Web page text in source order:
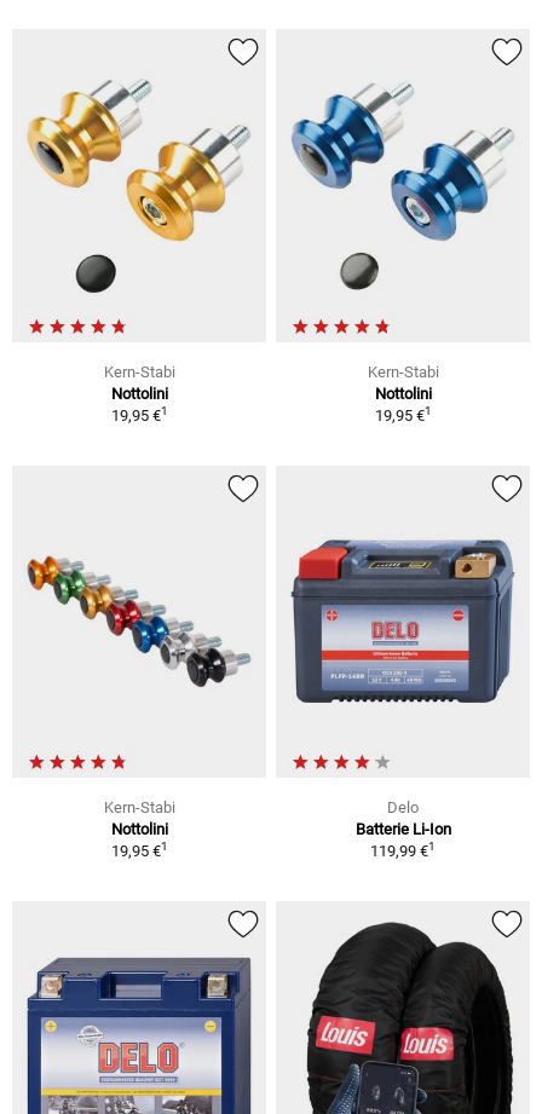
Kern-Stabi
Nottolini
19,95 €1
Kern-Stabi
Nottolini
19,95 €1
Kern-Stabi
Nottolini
19,95 €1
Delo
Batterie Li-Ion
119,99 €1